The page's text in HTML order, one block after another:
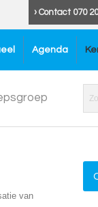
› Contact 070
Agenda
van